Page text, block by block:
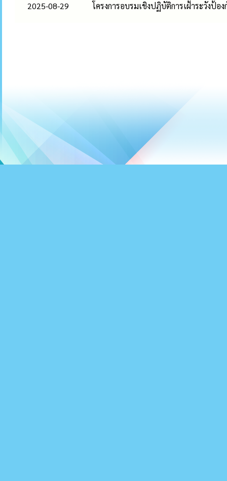
2025-08-29
โครงการอบรมเชิงปฏิบัติการเฝ้าระวังป้